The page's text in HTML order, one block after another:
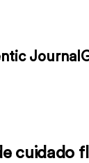
Journal
cuidado